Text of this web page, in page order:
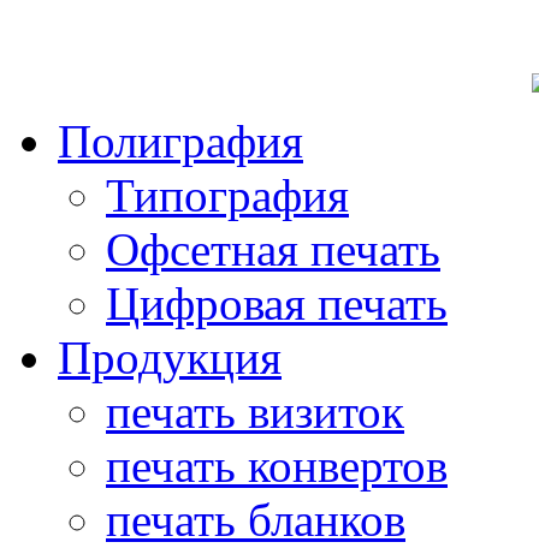
Полиграфия
Типография
Офсетная печать
Цифровая печать
Продукция
печать визиток
печать конвертов
печать бланков